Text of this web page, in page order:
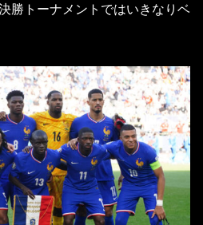
勝トーナメントではいきなりベ